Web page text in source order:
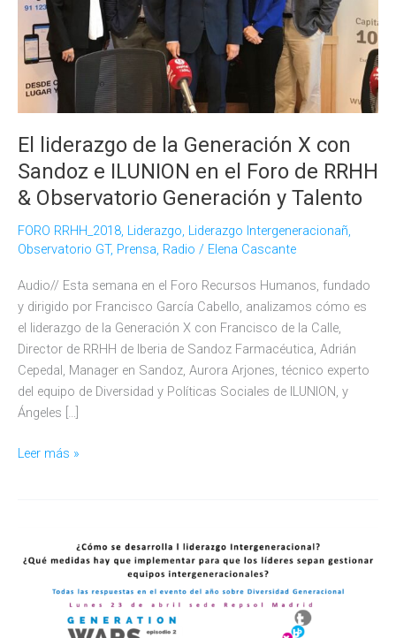
El liderazgo de la Generación X con
Sandoz e ILUNION en el Foro de RRHH
& Observatorio Generación y Talento
FORO RRHH_2018, Liderazgo, Liderazgo Intergeneracionañ,
Observatorio GT, Prensa, Radio / Elena Cascante
Audio// Esta semana en el Foro Recursos Humanos, fundado
y dirigido por Francisco García Cabello, analizamos cómo es
el liderazgo de la Generación X con Francisco de la Calle,
Director de RRHH de Iberia de Sandoz Farmacéutica, Adrián
Cepedal, Manager en Sandoz, Aurora Arjones, técnico experto
del equipo de Diversidad y Políticas Sociales de ILUNION, y
Ángeles […]
El
X
Leer más »